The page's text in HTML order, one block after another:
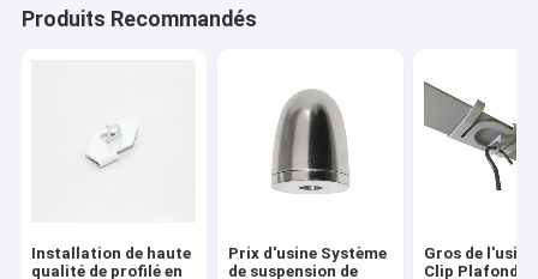
Produits Recommandés
Installation de haute
qualité de profilé en
Prix d'usine Système
de suspension de
Gros de
Clip Plafond